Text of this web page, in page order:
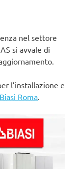
nel settore
si avvale di
l’installazione e
Roma.